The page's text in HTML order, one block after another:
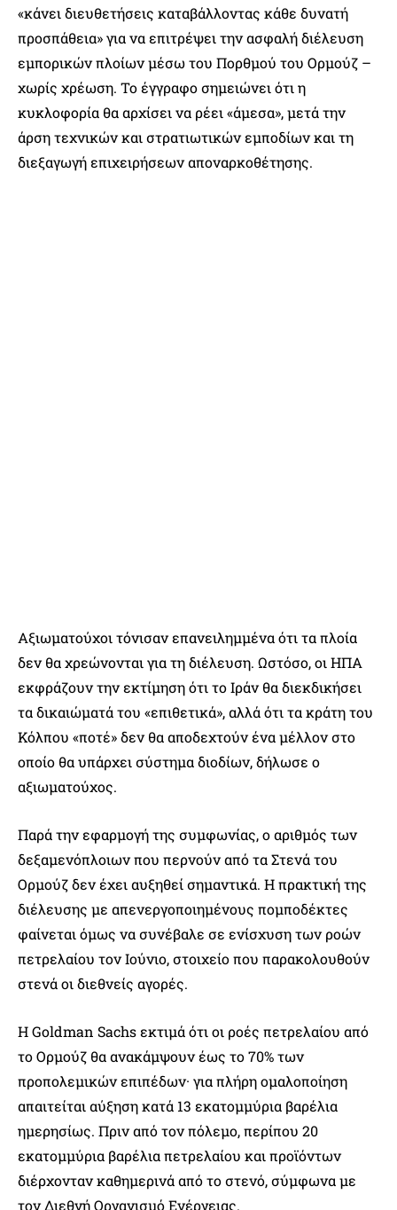
«κάνει διευθετήσεις καταβάλλοντας κάθε δυνατή
προσπάθεια» για να επιτρέψει την ασφαλή διέλευση
εμπορικών πλοίων μέσω του Πορθμού του Ορμούζ –
χωρίς χρέωση. Το έγγραφο σημειώνει ότι η
κυκλοφορία θα αρχίσει να ρέει «άμεσα», μετά την
άρση τεχνικών και στρατιωτικών εμποδίων και τη
διεξαγωγή επιχειρήσεων αποναρκοθέτησης.
Αξιωματούχοι τόνισαν επανειλημμένα ότι τα πλοία
δεν θα χρεώνονται για τη διέλευση. Ωστόσο, οι ΗΠΑ
εκφράζουν την εκτίμηση ότι το Ιράν θα διεκδικήσει
τα δικαιώματά του «επιθετικά», αλλά ότι τα κράτη του
Κόλπου «ποτέ» δεν θα αποδεχτούν ένα μέλλον στο
οποίο θα υπάρχει σύστημα διοδίων, δήλωσε ο
αξιωματούχος.
Παρά την εφαρμογή της συμφωνίας, ο αριθμός των
δεξαμενόπλοιων που περνούν από τα Στενά του
Ορμούζ δεν έχει αυξηθεί σημαντικά. Η πρακτική της
διέλευσης με απενεργοποιημένους πομποδέκτες
φαίνεται όμως να συνέβαλε σε ενίσχυση των ροών
πετρελαίου τον Ιούνιο, στοιχείο που παρακολουθούν
στενά οι διεθνείς αγορές.
Η Goldman Sachs εκτιμά ότι οι ροές πετρελαίου από
το Ορμούζ θα ανακάμψουν έως το 70% των
προπολεμικών επιπέδων· για πλήρη ομαλοποίηση
απαιτείται αύξηση κατά 13 εκατομμύρια βαρέλια
ημερησίως. Πριν από τον πόλεμο, περίπου 20
εκατομμύρια βαρέλια πετρελαίου και προϊόντων
διέρχονταν καθημερινά από το στενό, σύμφωνα με
τον Διεθνή Οργανισμό Ενέργειας.